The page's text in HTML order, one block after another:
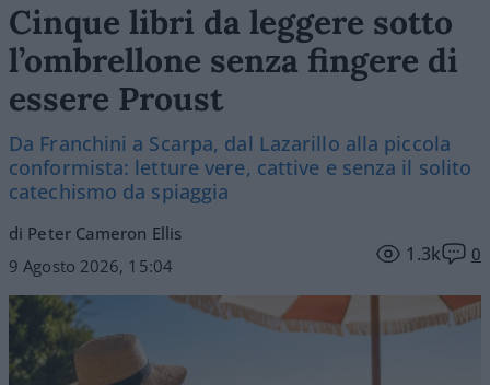
Cinque libri da leggere sotto
l’ombrellone senza fingere di
essere Proust
Da Franchini a Scarpa, dal Lazarillo alla piccola
conformista: letture vere, cattive e senza il solito
catechismo da spiaggia
di Peter Cameron Ellis
9 Agosto 2026, 15:04
1.3k 0